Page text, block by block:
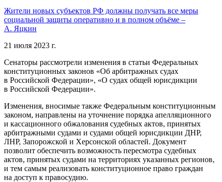
Жители новых субъектов РФ должны получать все меры
социальной защиты оперативно и в полном объёме –
А. Яцкин
21 июля 2023 г.
Сенаторы рассмотрели изменения в статьи Федеральных
конституционных законов «Об арбитражных судах
в Российской Федерации», «О судах общей юрисдикции
в Российской Федерации».
Изменения, вносимые также Федеральным конституционным
законом, направлены на уточнение порядка апелляционного
и кассационного обжалования судебных актов, принятых
арбитражными судами и судами общей юрисдикции ДНР,
ЛНР, Запорожской и Херсонской областей. Документ
позволит обеспечить возможность пересмотра судебных
актов, принятых судами на территориях указанных регионов,
и тем самым реализовать конституционное право граждан
на доступ к правосудию.